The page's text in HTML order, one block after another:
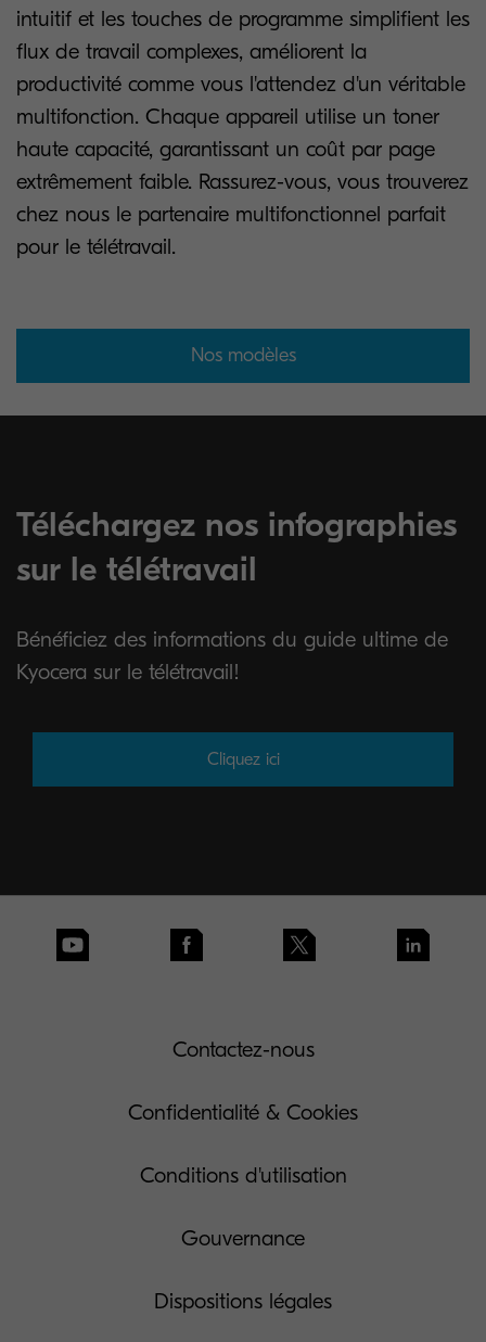
intuitif et les touches de programme simplifient les
flux de travail complexes, améliorent la
productivité comme vous l'attendez d'un véritable
multifonction. Chaque appareil utilise un toner
haute capacité, garantissant un coût par page
extrêmement faible. Rassurez-vous, vous trouverez
chez nous le partenaire multifonctionnel parfait
pour le télétravail.
Nos modèles
Téléchargez nos infographies
sur le télétravail
Bénéficiez des informations du guide ultime de
Kyocera sur le télétravail!
Cliquez ici
Contactez-nous
Confidentialité & Cookies
Conditions d'utilisation
Gouvernance
Dispositions légales